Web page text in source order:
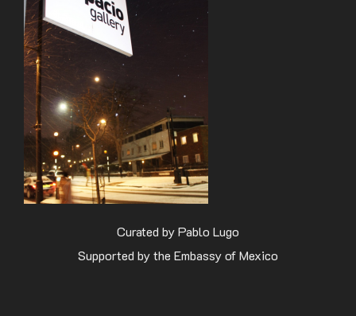
Curated by Pablo Lugo
Supported by the Embassy of Mexico